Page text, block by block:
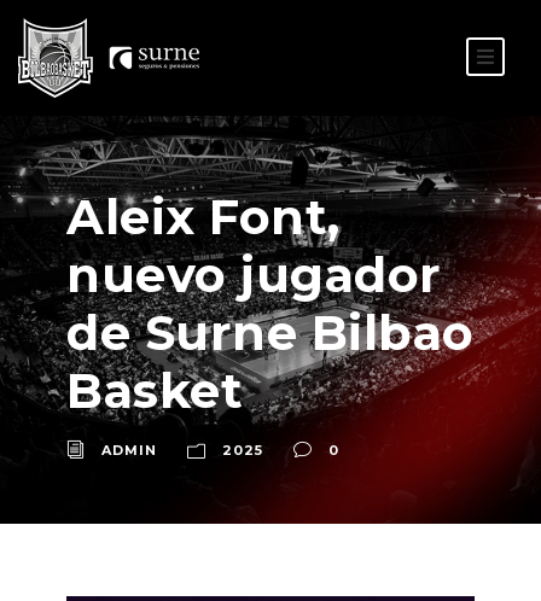
Aleix Font,
nuevo jugador
de Surne Bilbao
Basket
ADMIN 2025 0